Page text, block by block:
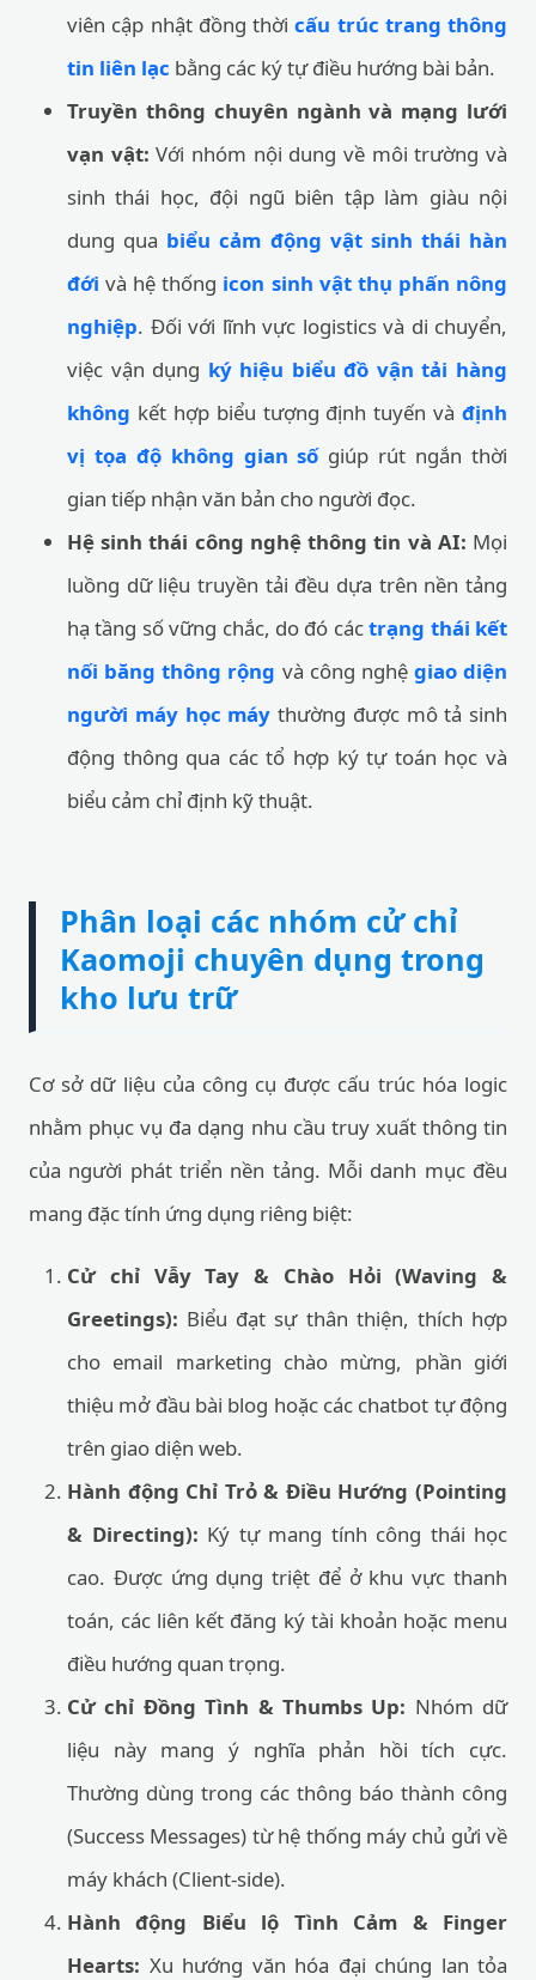
viên cập nhật đồng thờicấu trúc trang thông
tin liên lạc bằng các ký tự điều hướng bài bản.
Truyền thông chuyên ngành và mạng lưới
vạn vật: Với nhóm nội dung về môi trường và
sinh thái học, đội ngũ biên tập làm giàu nội
dung qua biểu cảm động vật sinh thái hàn
đới và hệ thống icon sinh vật thụ phấn nông
nghiệp. Đối với lĩnh vực logistics và di chuyển,
việc vận dụng ký hiệu biểu đồ vận tải hàng
không kết hợp biểu tượng định tuyến và định
vị tọa độ không gian sốgiúp rút ngắn thời
gian tiếp nhận văn bản cho người đọc.
Hệ sinh thái công nghệ thông tin và AI: Mọi
luồng dữ liệu truyền tải đều dựa trên nền tảng
hạ tầng số vững chắc, do đó cáctrạng thái kết
nối băng thông rộng và công nghệ giao diện
người máy học máy thường được mô tả sinh
động thông qua các tổ hợp ký tự toán học và
biểu cảm chỉ định kỹ thuật.
Phân loại các nhóm cử chỉ
Kaomoji chuyên dụng trong
kho lưu trữ
Cơ sở dữ liệu của công cụ được cấu trúc hóa logic
nhằm phục vụ đa dạng nhu cầu truy xuất thông tin
của người phát triển nền tảng. Mỗi danh mục đều
mang đặc tính ứng dụng riêng biệt:
Cử chỉ Vẫy Tay & Chào Hỏi (Waving &
Greetings): Biểu đạt sự thân thiện, thích hợp
cho email marketing chào mừng, phần giới
thiệu mở đầu bài blog hoặc các chatbot tự động
trên giao diện web.
Hành động Chỉ Trỏ & Điều Hướng (Pointing
& Directing): Ký tự mang tính công thái học
cao. Được ứng dụng triệt để ở khu vực thanh
toán, các liên kết đăng ký tài khoản hoặc menu
điều hướng quan trọng.
Cử chỉ Đồng Tình & Thumbs Up: Nhóm dữ
liệu này mang ý nghĩa phản hồi tích cực.
Thường dùng trong các thông báo thành công
(Success Messages) từ hệ thống máy chủ gửi về
máy khách (Client-side).
Hành động Biểu lộ Tình Cảm & Finger
Hearts: Xu hướng văn hóa đại chúng lan tỏa